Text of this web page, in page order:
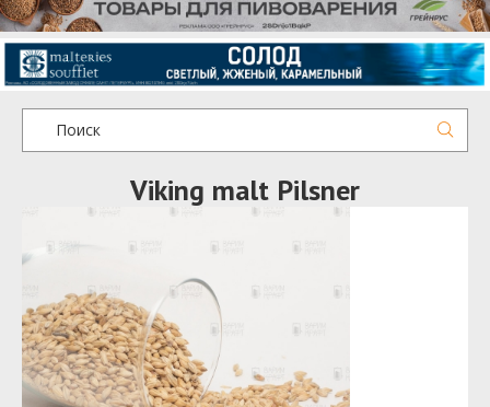
Viking malt Pilsner